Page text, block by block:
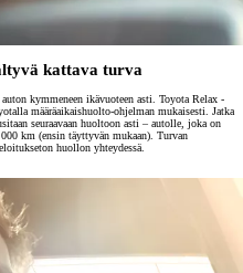
kattava turva
kymmeneen ikävuoteen asti. Toyota Relax -
määräaikaishuolto-ohjelman mukaisesti. Jatka
seuraavaan huoltoon asti – autolle, joka on
km (ensin täyttyvän mukaan). Turvan
huollon yhteydessä.